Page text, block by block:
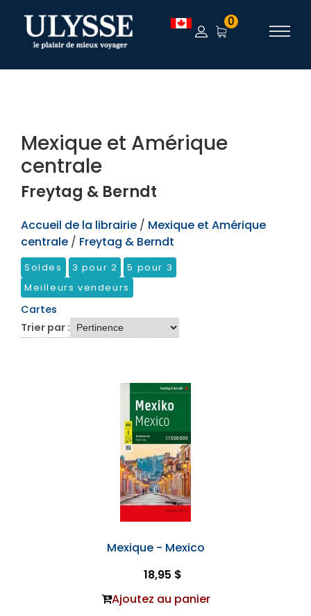
TEST 0
Mexique et Amérique
centrale
Freytag & Berndt
Accueil de la librairie / Mexique et Amérique
centrale / Freytag & Berndt
Soldes 3 pour 2
5 pour 3
Meilleurs vendeurs
Cartes
Trier par :
Mexique - Mexico
18,95 $
Ajoutez au panier